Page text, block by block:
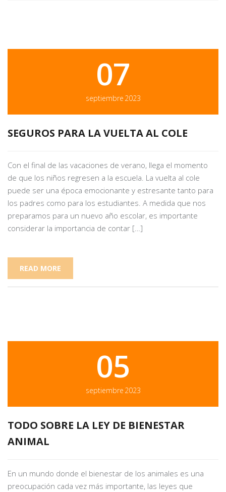
07
septiembre 2023
SEGUROS PARA LA VUELTA AL COLE
Con el final de las vacaciones de verano, llega el momento
de que los niños regresen a la escuela. La vuelta al cole
puede ser una época emocionante y estresante tanto para
los padres como para los estudiantes. A medida que nos
preparamos para un nuevo año escolar, es importante
considerar la importancia de contar […]
READ MORE
05
septiembre 2023
TODO SOBRE LA LEY DE BIENESTAR
ANIMAL
En un mundo donde el bienestar de los animales es una
preocupación cada vez más importante, las leyes que